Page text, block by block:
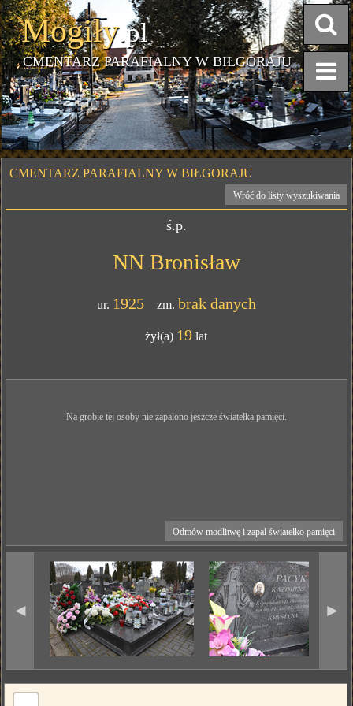
Mogiły.pl
CMENTARZ PARAFIALNY W BIŁGORAJU
CMENTARZ PARAFIALNY W BIŁGORAJU
Wróć do listy wyszukiwania
ś.p.
NN Bronisław
ur. 1925zm. brak danych
żył(a) 19 lat
Na grobie tej osoby nie zapalono jeszcze światełka pamięci.
Odmów modlitwę i zapal światełko pamięci
◄ ►